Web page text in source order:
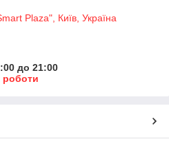
Plaza", Київ, Україна
до 21:00
роботи